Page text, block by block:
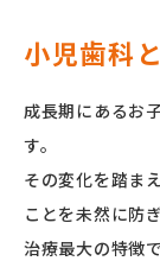
小児歯科
成長期にあるお
す。
その変化を踏ま
ことを未然に防
治療最大の特徴で